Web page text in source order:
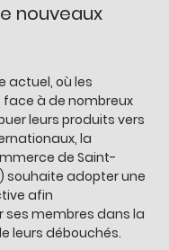
nouveaux
actuel, où les
à de nombreux
leurs produits vers
la
de Saint-
souhaite adopter une
afin
ses membres dans la
leurs débouchés.